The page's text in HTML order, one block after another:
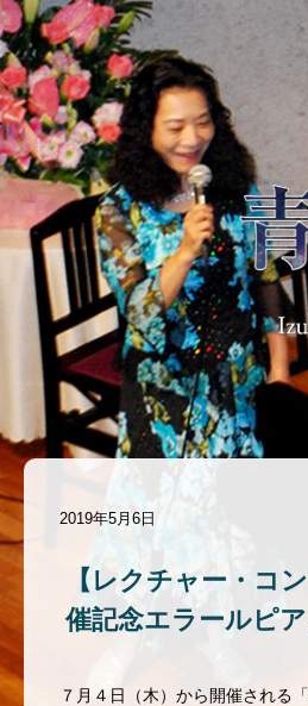
2019年5月6日
【レクチャー・コ
催記念エラールピ
７月４日（木）から開催される